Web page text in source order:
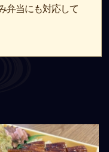
弁当にも対応して